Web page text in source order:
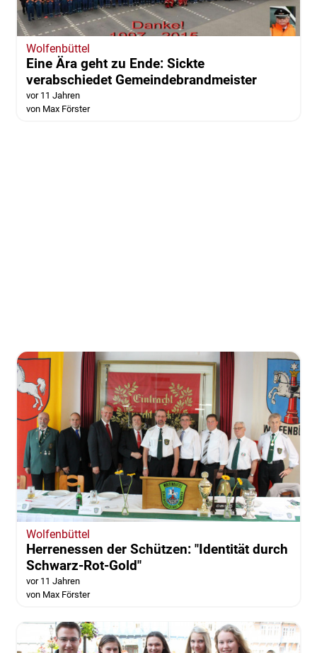
Wolfenbüttel
Eine Ära geht zu Ende: Sickte
verabschiedet Gemeindebrandmeister
vor 11 Jahren
von Max Förster
Wolfenbüttel
Herrenessen der Schützen: "Identität durch
Schwarz-Rot-Gold"
vor 11 Jahren
von Max Förster